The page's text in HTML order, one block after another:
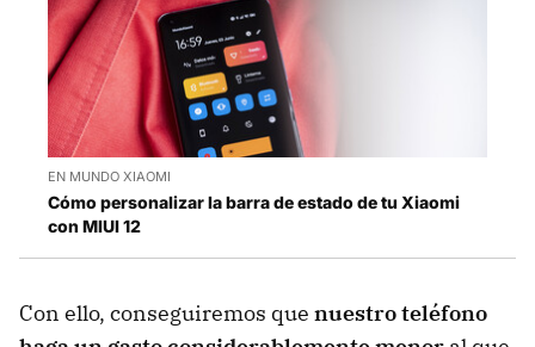
EN MUNDO XIAOMI
Cómo personalizar la barra de estado de tu Xiaomi
con MIUI 12
Con ello, conseguiremos que nuestro teléfono